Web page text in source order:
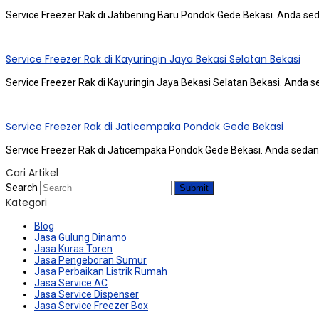
Service Freezer Rak di Jatibening Baru Pondok Gede Bekasi. Andа
Service Freezer Rak di Kayuringin Jaya Bekasi Selatan Bekasi
Service Freezer Rak di Kayuringin Jaya Bekasi Selatan Bekasi. Andа
Service Freezer Rak di Jaticempaka Pondok Gede Bekasi
Service Freezer Rak di Jaticempaka Pondok Gede Bekasi. Andа
Cari Artikel
Search Submit
Kategori
Blog
Jasa Gulung Dinamo
Jasa Kuras Toren
Jasa Pengeboran Sumur
Jasa Perbaikan Listrik Rumah
Jasa Service AC
Jasa Service Dispenser
Jasa Service Freezer Box